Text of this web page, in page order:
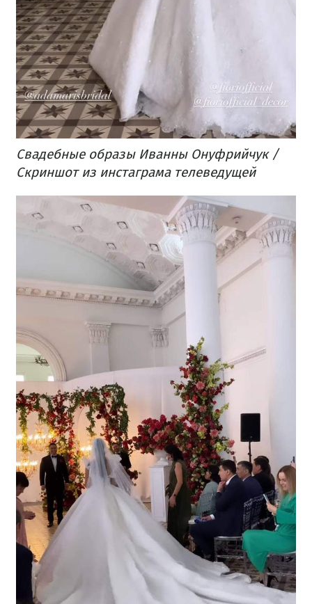
Свадебные образы Иванны Онуфрийчук /
Скриншот из инстаграма телеведущей